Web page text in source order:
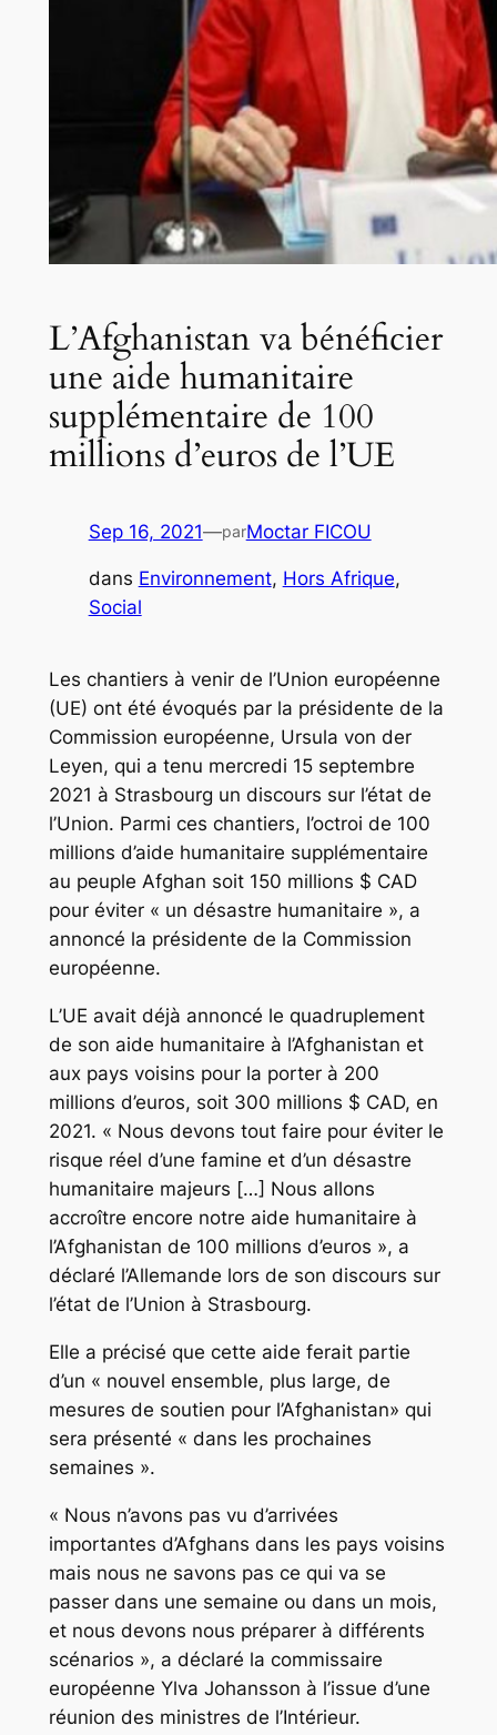
L’Afghanistan va bénéficier
une aide humanitaire
supplémentaire de 100
millions d’euros de l’UE
Sep 16, 2021—parMoctar FICOU
dans Environnement, Hors Afrique
Social
Les chantiers à venir de l’Union européenne
(UE) ont été évoqués par la présidente de la
Commission européenne, Ursula von der
Leyen, qui a tenu mercredi 15 septembre
2021 à Strasbourg un discours sur l’état de
l’Union. Parmi ces chantiers, l’octroi de 100
millions d’aide humanitaire supplémentaire
au peuple Afghan soit 150 millions $ CAD
pour éviter « un désastre humanitaire », a
annoncé la présidente de la Commission
européenne.
L’UE avait déjà annoncé le quadruplement
de son aide humanitaire à l’Afghanistan et
aux pays voisins pour la porter à 200
millions d’euros, soit 300 millions $ CAD, en
2021. « Nous devons tout faire pour éviter le
risque réel d’une famine et d’un désastre
humanitaire majeurs […] Nous allons
accroître encore notre aide humanitaire à
l’Afghanistan de 100 millions d’euros », a
déclaré l’Allemande lors de son discours sur
l’état de l’Union à Strasbourg.
Elle a précisé que cette aide ferait partie
d’un « nouvel ensemble, plus large, de
mesures de soutien pour l’Afghanistan» qui
sera présenté « dans les prochaines
semaines ».
« Nous n’avons pas vu d’arrivées
importantes d’Afghans dans les pays voisins
mais nous ne savons pas ce qui va se
passer dans une semaine ou dans un mois,
et nous devons nous préparer à différents
scénarios », a déclaré la commissaire
européenne Ylva Johansson à l’issue d’une
réunion des ministres de l’Intérieur.